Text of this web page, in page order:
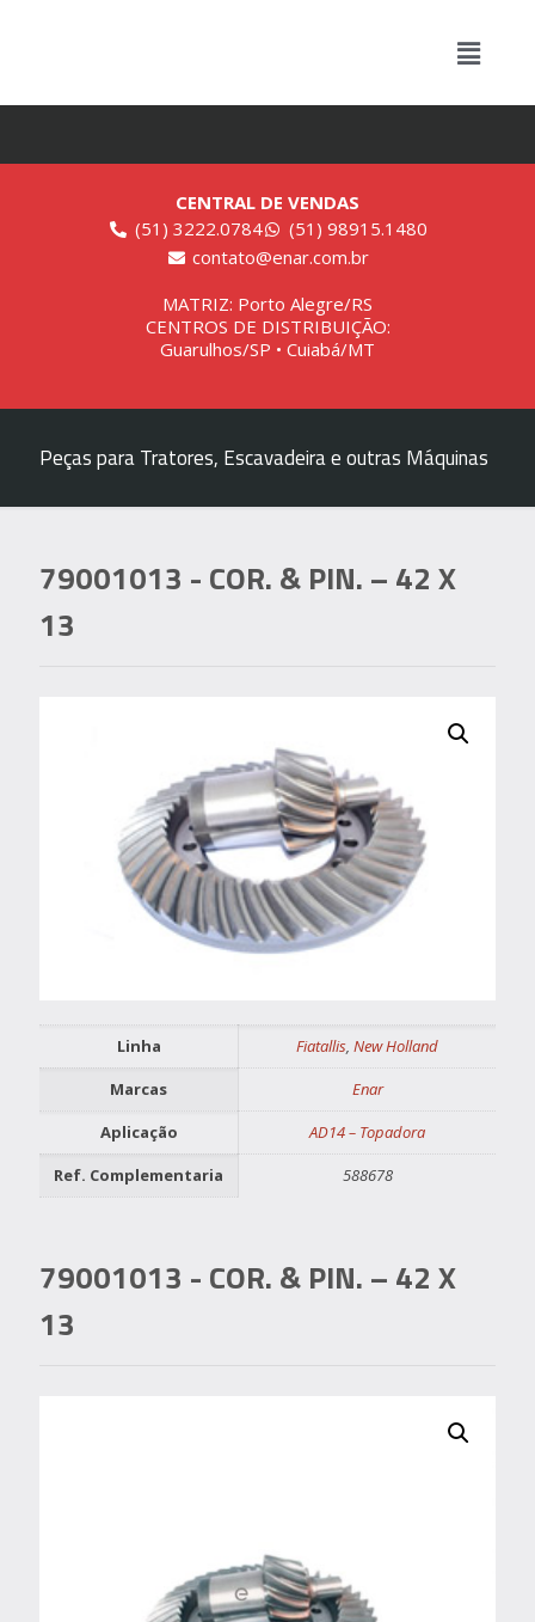
CENTRAL DE VENDAS
(51) 3222.0784
(51) 98915.1480
contato@enar.com.br
MATRIZ: Porto Alegre/RS
CENTROS DE DISTRIBUIÇÃO:
Guarulhos/SP • Cuiabá/MT
Peças para Tratores, Escavadeira e outras Máquinas
79001013 - COR. & PIN. – 42 X
13
Linha Fiatallis, New Holland
Marcas
Enar
Aplicação
AD14 – Topadora
Ref. Complementaria
588678
79001013 - COR. & PIN. – 42 X
13